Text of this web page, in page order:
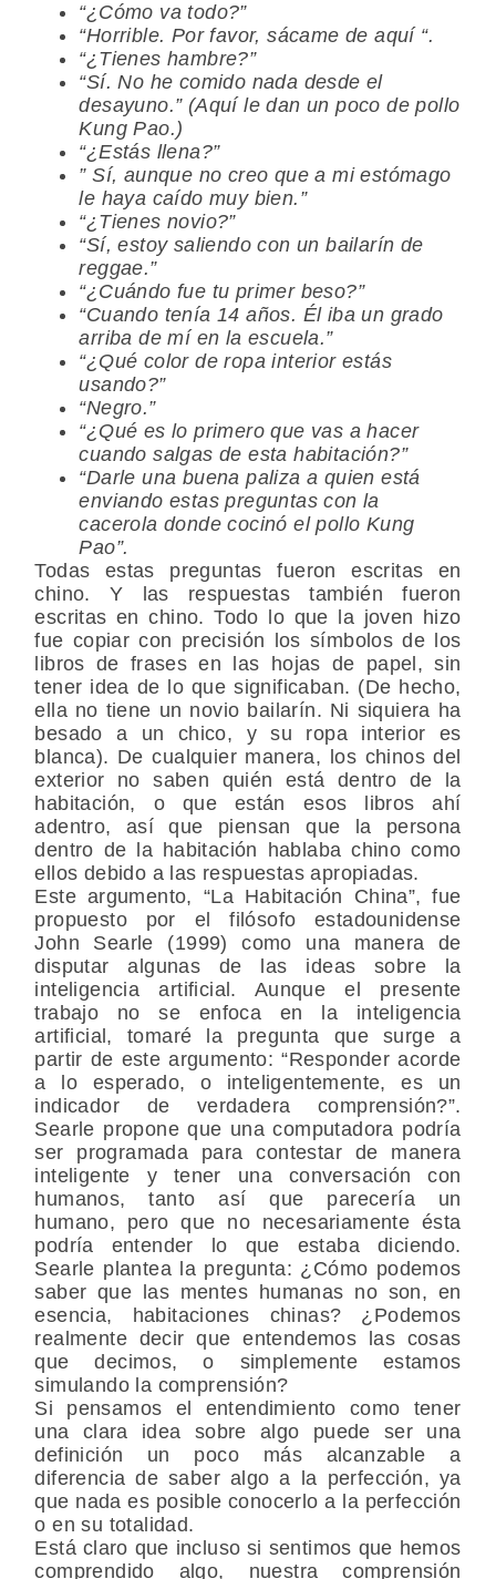
“¿Cómo va todo?”
“Horrible. Por favor, sácame de aquí “.
“¿Tienes hambre?”
“Sí. No he comido nada desde el
desayuno.” (Aquí le dan un poco de pollo
Kung Pao.)
“¿Estás llena?”
” Sí, aunque no creo que a mi estómago
le haya caído muy bien.”
“¿Tienes novio?”
“Sí, estoy saliendo con un bailarín de
reggae.”
“¿Cuándo fue tu primer beso?”
“Cuando tenía 14 años. Él iba un grado
arriba de mí en la escuela.”
“¿Qué color de ropa interior estás
usando?”
“Negro.”
“¿Qué es lo primero que vas a hacer
cuando salgas de esta habitación?”
“Darle una buena paliza a quien está
enviando estas preguntas con la
cacerola donde cocinó el pollo Kung
Pao”.
Todas estas preguntas fueron escritas en
chino. Y las respuestas también fueron
escritas en chino. Todo lo que la joven hizo
fue copiar con precisión los símbolos de los
libros de frases en las hojas de papel, sin
tener idea de lo que significaban. (De hecho,
ella no tiene un novio bailarín. Ni siquiera ha
besado a un chico, y su ropa interior es
blanca). De cualquier manera, los chinos del
exterior no saben quién está dentro de la
habitación, o que están esos libros ahí
adentro, así que piensan que la persona
dentro de la habitación hablaba chino como
ellos debido a las respuestas apropiadas.
Este argumento, “La Habitación China”, fue
propuesto por el filósofo estadounidense
John Searle (1999) como una manera de
disputar algunas de las ideas sobre la
inteligencia artificial. Aunque el presente
trabajo no se enfoca en la inteligencia
artificial, tomaré la pregunta que surge a
partir de este argumento: “Responder acorde
a lo esperado, o inteligentemente, es un
indicador de verdadera comprensión?”.
Searle propone que una computadora podría
ser programada para contestar de manera
inteligente y tener una conversación con
humanos, tanto así que parecería un
humano, pero que no necesariamente ésta
podría entender lo que estaba diciendo.
Searle plantea la pregunta: ¿Cómo podemos
saber que las mentes humanas no son, en
esencia, habitaciones chinas? ¿Podemos
realmente decir que entendemos las cosas
que decimos, o simplemente estamos
simulando la comprensión?
Si pensamos el entendimiento como tener
una clara idea sobre algo puede ser una
definición un poco más alcanzable a
diferencia de saber algo a la perfección, ya
que nada es posible conocerlo a la perfección
o en su totalidad.
Está claro que incluso si sentimos que hemos
comprendido algo, nuestra comprensión